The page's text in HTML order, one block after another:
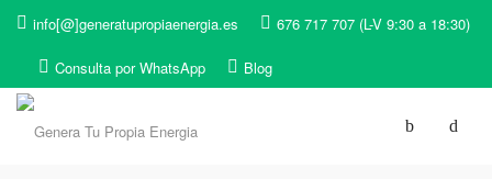
info[@]generatupropiaenergia.es 676 717 707 (L-V 9:30 a 18:30)
Consulta por WhatsApp Blog